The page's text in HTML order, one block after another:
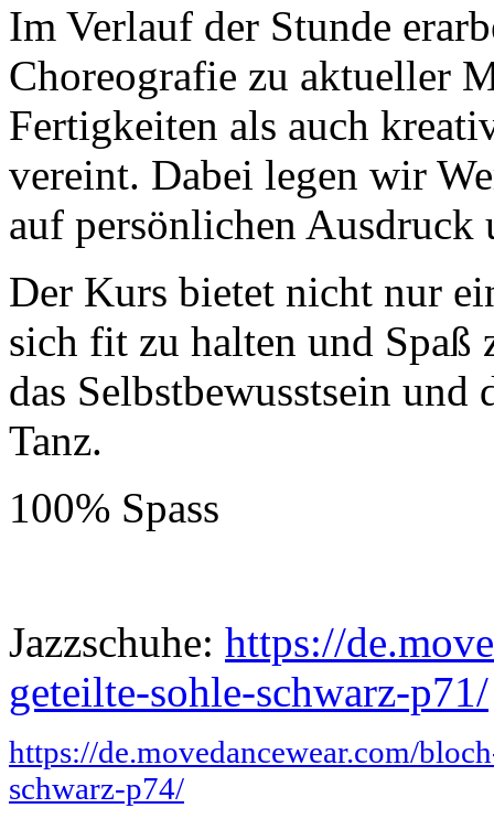
Im Verlauf der Stunde
Choreografie zu aktueller
Fertigkeiten als auch
vereint. Dabei legen wir
auf persönlichen Ausdruck
Der Kurs bietet nicht nur
sich fit zu halten und Spaß
das Selbstbewusstsein
Tanz.
100% Spass
Jazzschuhe: https://
geteilte-sohle-schwarz-p71/
https://de.movedancewear.com/
schwarz-p74/